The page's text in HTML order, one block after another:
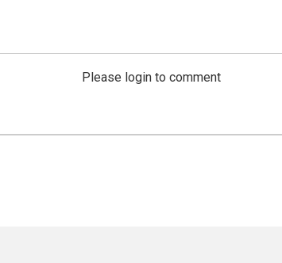
Please login to comment